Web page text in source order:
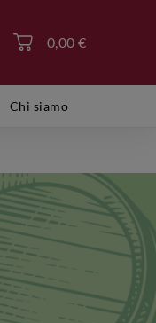
0,00 €
Chi siamo